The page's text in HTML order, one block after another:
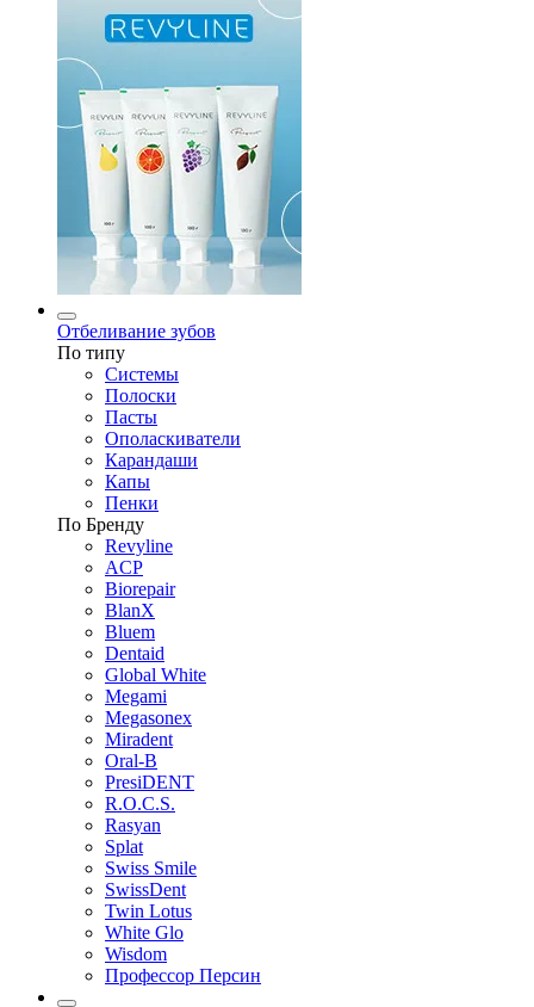
Отбеливание зубов
По типу
Системы
Полоски
Пасты
Ополаскиватели
Карандаши
Капы
Пенки
По Бренду
Revyline
ACP
Biorepair
BlanX
Bluem
Dentaid
Global White
Megami
Megasonex
Miradent
Oral-B
PresiDENT
R.O.C.S.
Rasyan
Splat
Swiss Smile
SwissDent
Twin Lotus
White Glo
Wisdom
Профессор Персин